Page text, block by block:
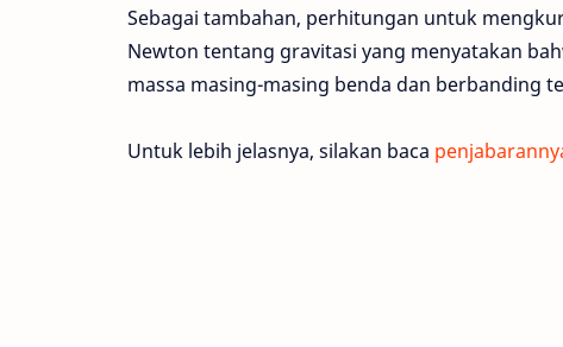
Sebagai tambahan, perhitungan untuk
Newton tentang gravitasi yang menyatakan
massa masing-masing benda dan berbanding
Untuk lebih jelasnya, silakan baca